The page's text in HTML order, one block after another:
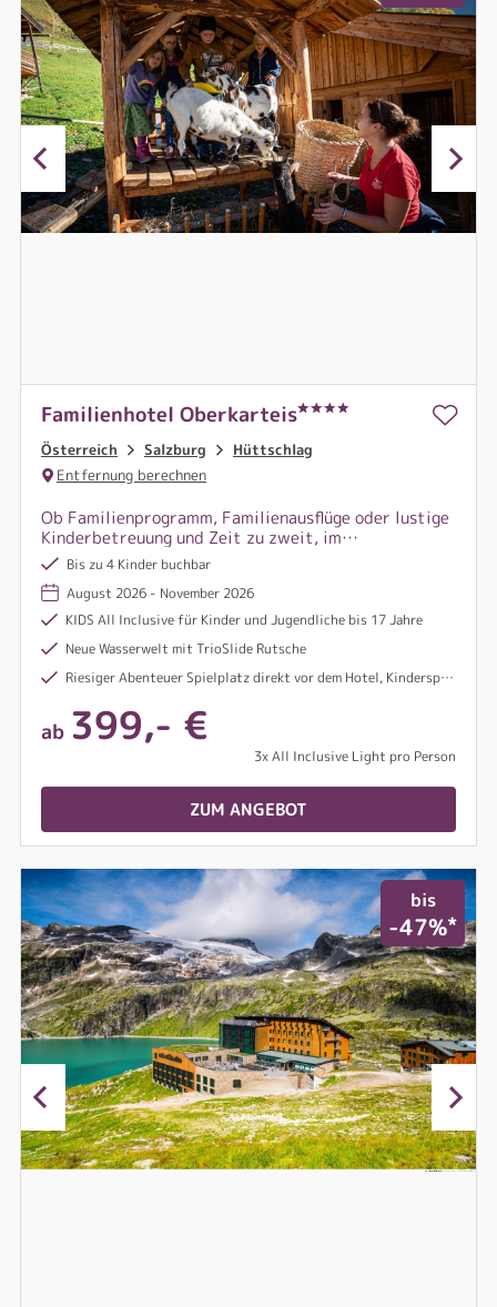
Familienhotel Oberkarteis
Österreich Salzburg
Hüttschlag
Entfernung berechnen
Ob Familienprogramm, Familienausflüge oder lustige
Kinderbetreuung und Zeit zu zweit, im
Familienhotel Oberkarteis kommt die ganze Familie
auf ihre Kosten!
Bis zu 4 Kinder buchbar
August 2026 - November 2026
KIDS All Inclusive für Kinder und Jugendliche bis 17 Jahre
Neue Wasserwelt mit TrioSlide Rutsche
Riesiger Abenteuer Spielplatz direkt vor dem Hotel, Kinderspielecke , Spielzimmer
ab 399,- €
3x All Inclusive Light pro Person
ZUM ANGEBOT
bis
-47%*